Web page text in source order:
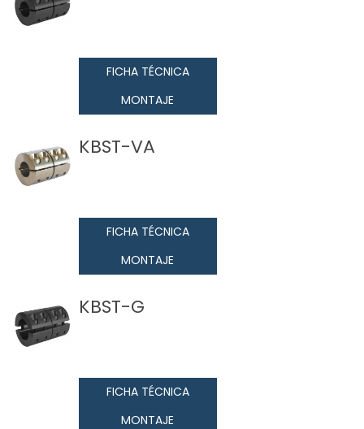
FICHA TÉCNICA
MONTAJE
KBST-VA
FICHA TÉCNICA
MONTAJE
KBST-G
FICHA TÉCNICA
MONTAJE